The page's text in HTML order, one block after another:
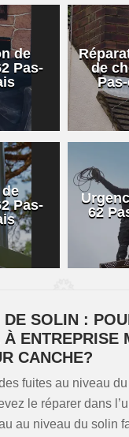
de
Pas-
de
Pas-
62
DE SOLIN :
À ENTREPRISE
CANCHE?
fuites au niveau
le réparer dans
au niveau du solin